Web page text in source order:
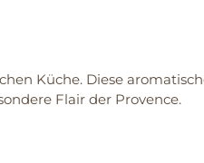
Küche. Diese
Flair der Provence.